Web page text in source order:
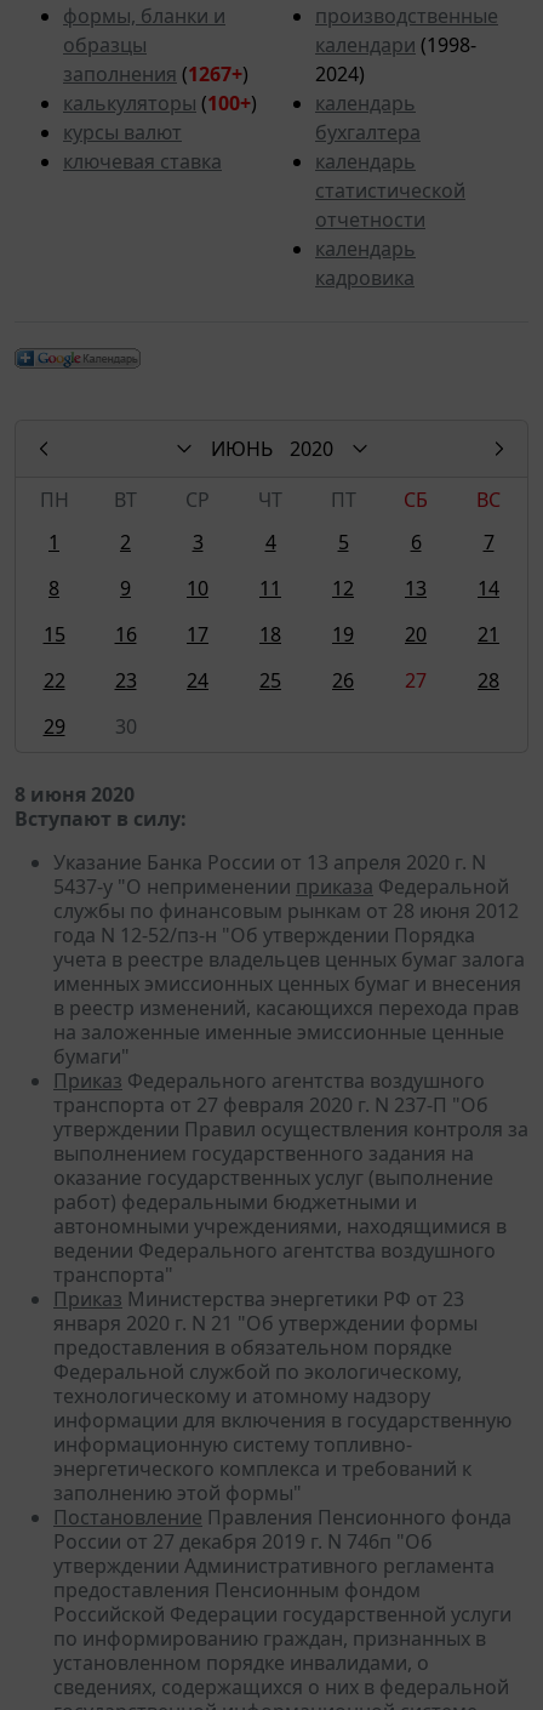
формы, бланки и
образцы
заполнения (1267+)
калькуляторы (100+)
курсы валют
ключевая ставка
производственные
календари (1998-
2024)
календарь
бухгалтера
календарь
статистической
отчетности
календарь
кадровика
ИЮНЬ
2020
ПН
ВТ СР ЧТ ПТ СБ
ВС
1
2 3 4 5 6
7
8
9 10 11 12 13
14
15
16 17 18 19 20
21
22
23 24 25 26 27
28
29
30
8 июня 2020
Вступают в силу:
Указание Банка России от 13 апреля 2020 г. N
5437-у "О неприменении приказа Федеральной
службы по финансовым рынкам от 28 июня 2012
года N 12-52/пз-н "Об утверждении Порядка
учета в реестре владельцев ценных бумаг залога
именных эмиссионных ценных бумаг и внесения
в реестр изменений, касающихся перехода прав
на заложенные именные эмиссионные ценные
бумаги"
Приказ Федерального агентства воздушного
транспорта от 27 февраля 2020 г. N 237-П "Об
утверждении Правил осуществления контроля за
выполнением государственного задания на
оказание государственных услуг (выполнение
работ) федеральными бюджетными и
автономными учреждениями, находящимися в
ведении Федерального агентства воздушного
транспорта"
Приказ Министерства энергетики РФ от 23
января 2020 г. N 21 "Об утверждении формы
предоставления в обязательном порядке
Федеральной службой по экологическому,
технологическому и атомному надзору
информации для включения в государственную
информационную систему топливно-
энергетического комплекса и требований к
заполнению этой формы"
Постановление Правления Пенсионного фонда
России от 27 декабря 2019 г. N 746п "Об
утверждении Административного регламента
предоставления Пенсионным фондом
Российской Федерации государственной услуги
по информированию граждан, признанных в
установленном порядке инвалидами, о
сведениях, содержащихся о них в федеральной